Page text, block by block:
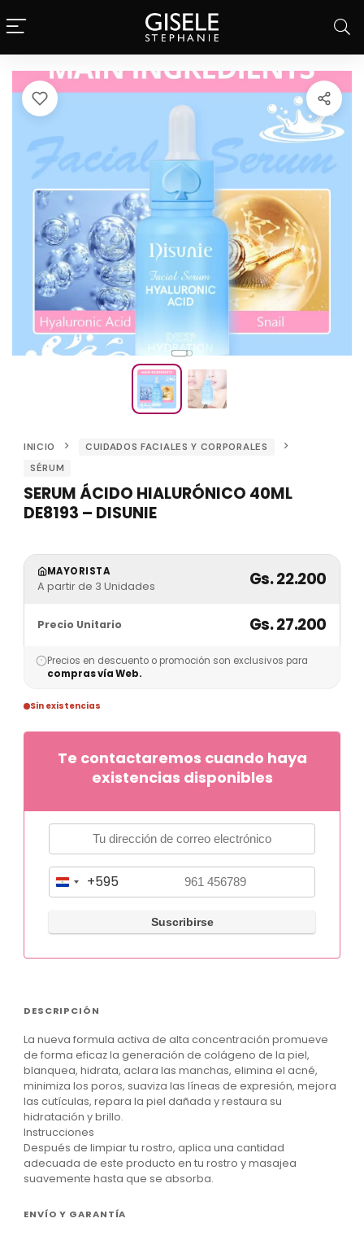
INICIO
CUIDADOS FACIALES Y CORPORALES
SÉRUM
SERUM ÁCIDO HIALURÓNICO 40ML
DE8193 – DISUNIE
MAYORISTA
A partir de 3 Unidades Gs. 22.200
Precio Unitario Gs. 27.200
Precios en descuento o promoción son exclusivos para
compras vía Web.
Sin existencias
Te contactaremos cuando haya
existencias disponibles
P
r
a
y
+
5
9
5
+595
DESCRIPCIÓN
La nueva formula activa de alta concentración promueve
de forma eficaz la generación de colágeno de la piel,
blanquea, hidrata, aclara las manchas, elimina el acné,
minimiza los poros, suaviza las líneas de expresión, mejora
las cutículas, repara la piel dañada y restaura su
hidratación y brillo.
Instrucciones
Después de limpiar tu rostro, aplica una cantidad
adecuada de este producto en tu rostro y masajea
suavemente hasta que se absorba.
ENVÍO Y GARANTÍA